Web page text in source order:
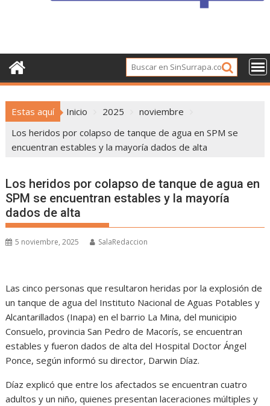
Estas aquí Inicio 2025
noviembre
Los heridos por colapso de tanque de agua en SPM se
encuentran estables y la mayoría dados de alta
Los heridos por colapso de tanque de agua en
SPM se encuentran estables y la mayoría
dados de alta
5 noviembre, 2025 SalaRedaccion
Las cinco personas que resultaron heridas por la explosión de
un tanque de agua del Instituto Nacional de Aguas Potables y
Alcantarillados (Inapa) en el barrio La Mina, del municipio
Consuelo, provincia San Pedro de Macorís, se encuentran
estables y fueron dados de alta del Hospital Doctor Ángel
Ponce, según informó su director, Darwin Díaz.
Díaz explicó que entre los afectados se encuentran cuatro
adultos y un niño, quienes presentan laceraciones múltiples y